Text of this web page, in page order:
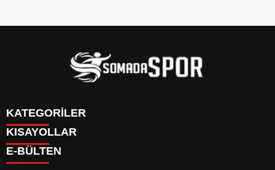
KATEGORİLER
İletişim
İstatistikler & Puan Durumu & Fikstür
KISAYOLLAR
Genel
E-BÜLTEN